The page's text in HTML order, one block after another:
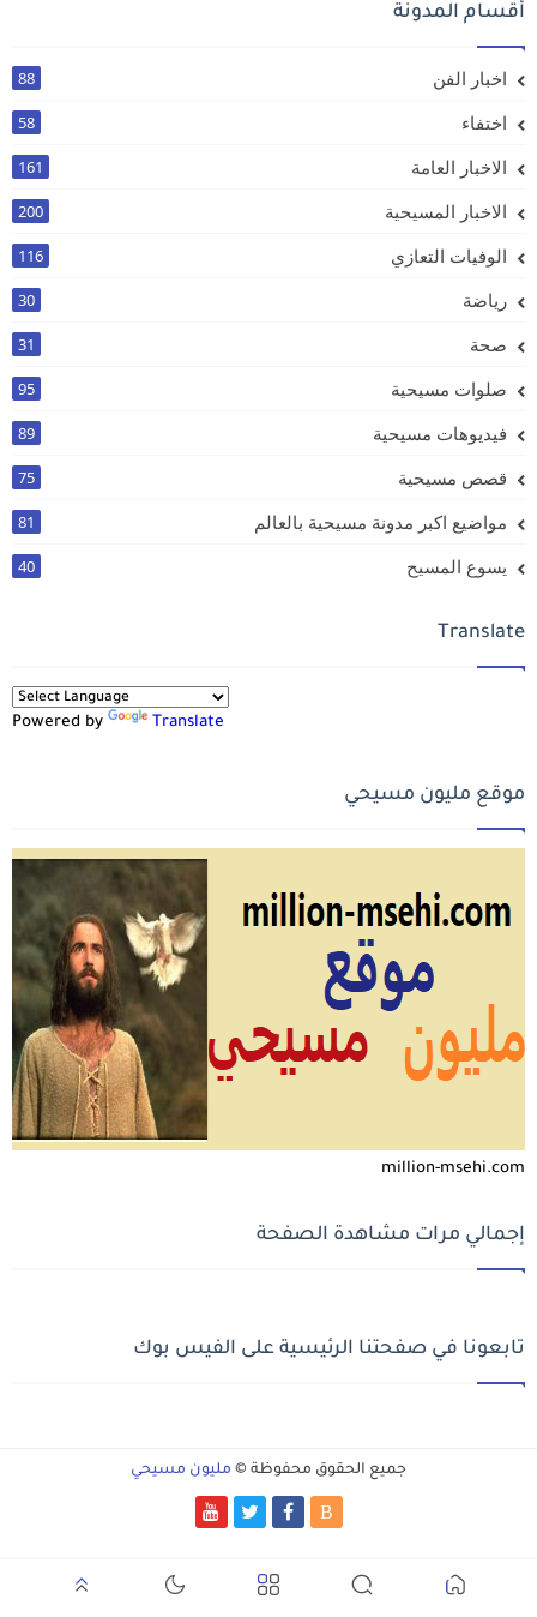
أقسام المدونة
اخبار الفن 88
اختفاء 58
الاخبار العامة 161
الاخبار المسيحية 200
الوفيات التعازي 116
رياضة 30
صحة 31
صلوات مسيحية 95
فيديوهات مسيحية 89
قصص مسيحية 75
مواضيع اكبر مدونة مسيحية بالعالم 81
يسوع المسيح 40
Translate
Powered by Translate
موقع مليون مسيحي
million-msehi.com
إجمالي مرات مشاهدة الصفحة
تابعونا في صفحتنا الرئيسية على الفيس بوك
جميع الحقوق محفوظة © مليون مسيحي